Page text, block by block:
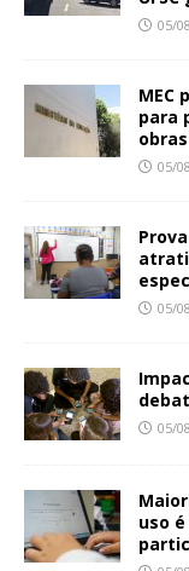
05/
MEC
para
obras
05/
05/
05/
uso